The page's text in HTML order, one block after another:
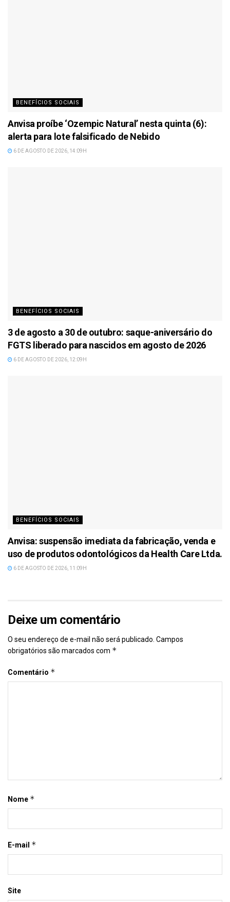
BENEFÍCIOS SOCIAIS
Anvisa proíbe ‘Ozempic Natural’ nesta quinta (6):
alerta para lote falsificado de Nebido
6 DE AGOSTO DE 2026, 14:09H
BENEFÍCIOS SOCIAIS
3 de agosto a 30 de outubro: saque-aniversário do
FGTS liberado para nascidos em agosto de 2026
6 DE AGOSTO DE 2026, 12:09H
BENEFÍCIOS SOCIAIS
Anvisa: suspensão imediata da fabricação, venda e
uso de produtos odontológicos da Health Care Ltda.
6 DE AGOSTO DE 2026, 11:09H
Deixe um comentário
O seu endereço de e-mail não será publicado. Campos
obrigatórios são marcados com *
Comentário *
Nome *
E-mail *
Site